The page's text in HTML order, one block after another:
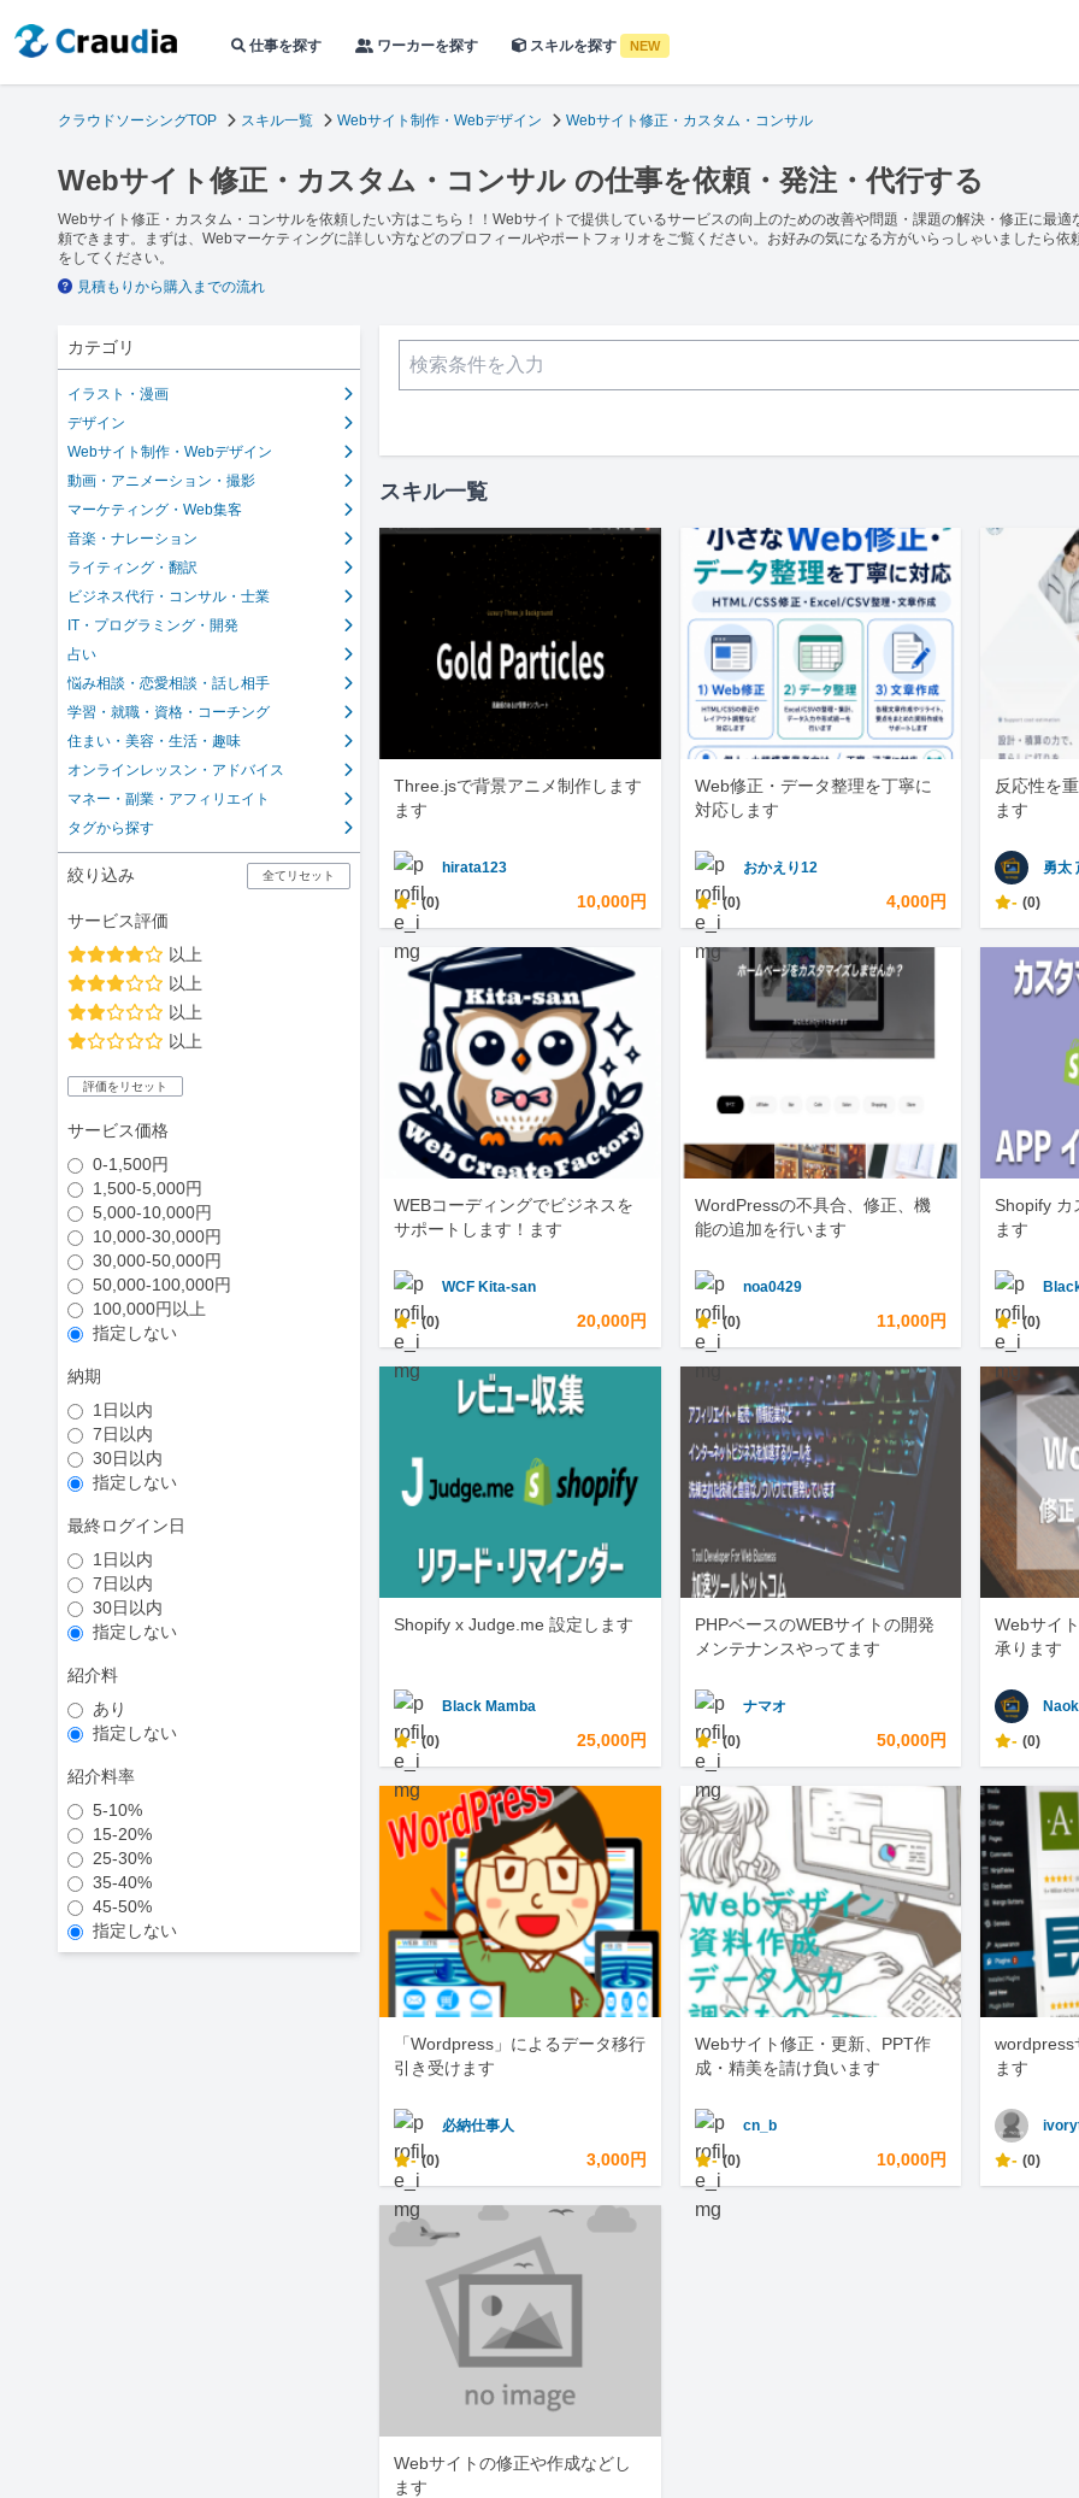
仕事を探す ワーカーを探す スキルを探す NEW
クラウドソーシングTOP スキル一覧 Webサイト制作・Webデザイン Webサイト修正・カスタム・コンサル
Webサイト修正・カスタム・コンサル の仕事を依頼・発注・代行する
Webサイト修正・カスタム・コンサルを依頼したい方はこちら！！Webサイトで提供しているサービスの向上のための改善や問題・課題の解決・修正に最
頼できます。まずは、Webマーケティングに詳しい方などのプロフィールやポートフォリオをご覧ください。お好みの気になる方がいらっしゃいましたら
をしてください。
見積もりから購入までの流れ
カテゴリ
イラスト・漫画
デザイン
Webサイト制作・Webデザイン
動画・アニメーション・撮影
マーケティング・Web集客
音楽・ナレーション
ライティング・翻訳
ビジネス代行・コンサル・士業
IT・プログラミング・開発
占い
悩み相談・恋愛相談・話し相手
学習・就職・資格・コーチング
住まい・美容・生活・趣味
オンラインレッスン・アドバイス
マネー・副業・アフィリエイト
タグから探す
絞り込み 全てリセット
サービス評価
以上
以上
以上
以上
評価をリセット
サービス価格
0-1,500円
1,500-5,000円
5,000-10,000円
10,000-30,000円
30,000-50,000円
50,000-100,000円
100,000円以上
指定しない
納期
1日以内
7日以内
30日以内
指定しない
最終ログイン日
1日以内
7日以内
30日以内
指定しない
紹介料
あり
指定しない
紹介料率
5-10%
15-20%
25-30%
35-40%
45-50%
指定しない
スキル一覧
Three.jsで背景アニメ制作します
ます
hirata123
- (0) 10,000円
Web修正・データ整理を丁寧に
対応します
おかえり12
- (0) 4,000円
反応性を
ます
勇太
- (0)
WEBコーディングでビジネスを
サポートします！ます
WCF Kita-san
- (0) 20,000円
WordPressの不具合、修正、機
能の追加を行います
noa0429
- (0) 11,000円
Shopify カ
ます
- (0)
Shopify x Judge.me 設定します
Black Mamba
- (0) 25,000円
PHPベースのWEBサイトの開発
メンテナンスやってます
ナマオ
- (0) 50,000円
Webサイ
承ります
- (0)
「Wordpress」によるデータ移行
引き受けます
必納仕事人
- (0) 3,000円
Webサイト修正・更新、PPT作
成・精美を請け負います
cn_b
- (0) 10,000円
wordpress
ます
- (0)
Webサイトの修正や作成などし
ます